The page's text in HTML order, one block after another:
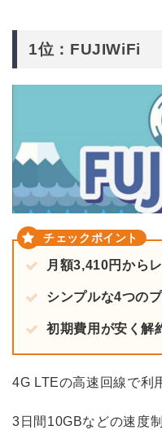
1位：FUJIWiFi
月額3,410円から
シンプルな4つの
初期費用が安く解
4G LTEの高速回線で利
3日間10GBなどの速度